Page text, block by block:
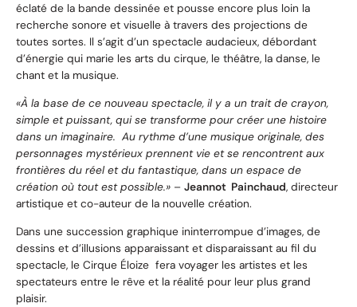
éclaté de la bande dessinée et pousse encore plus loin la
recherche sonore et visuelle à travers des projections de
toutes sortes. Il s’agit d’un spectacle audacieux, débordant
d’énergie qui marie les arts du cirque, le théâtre, la danse, le
chant et la musique.
«À la base de ce nouveau spectacle, il y a un trait de crayon,
simple et puissant, qui se transforme pour créer une histoire
dans un imaginaire. Au rythme d’une musique originale, des
personnages mystérieux prennent vie et se rencontrent aux
frontières du réel et du fantastique, dans un espace de
création où tout est possible.» –Jeannot Painchaud, directeur
artistique et co-auteur de la nouvelle création.
Dans une succession graphique ininterrompue d’images, de
dessins et d’illusions apparaissant et disparaissant au fil du
spectacle, le Cirque Éloize fera voyager les artistes et les
spectateurs entre le rêve et la réalité pour leur plus grand
plaisir.